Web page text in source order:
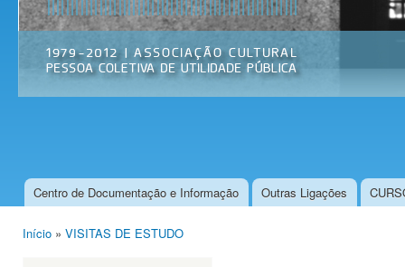
Menu principal
Centro de Documentação e Informação Outras Ligações
Início » VISITAS DE ESTUDO